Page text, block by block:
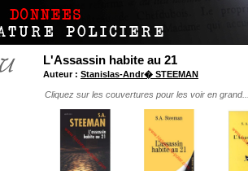
L'Assassin habite au 21
Auteur : Stanislas-Andr� STEEMAN
Cliquez sur les couvertures pour les voir en grand...